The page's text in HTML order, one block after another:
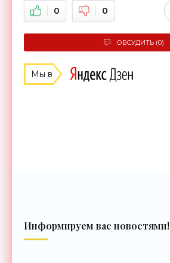
0 0
ОБСУДИТЬ (0)
Мы в
Информируем вас новостями!